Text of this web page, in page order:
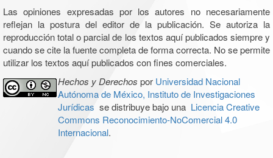
Las opiniones expresadas por los autores no necesariamente
reflejan la postura del editor de la publicación. Se autoriza la
reproducción total o parcial de los textos aquí publicados siempre y
cuando se cite la fuente completa de forma correcta. No se permite
utilizar los textos aquí publicados con fines comerciales.
Hechos y Derechos por Universidad Nacional
Autónoma de México, Instituto de Investigaciones
Jurídicas se distribuye bajo una Licencia Creative
Commons Reconocimiento-NoComercial 4.0
Internacional.